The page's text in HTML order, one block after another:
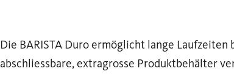
Die BARISTA Duro ermöglicht lange
abschliessbare, extragrosse Produktbehälter